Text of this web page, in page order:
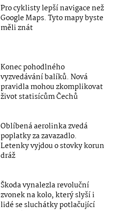
Pro cyklisty lepší navigace než
Google Maps. Tyto mapy byste
měli znát
Konec pohodlného
vyzvedávání balíků. Nová
pravidla mohou zkomplikovat
život statisícům Čechů
Oblíbená aerolinka zvedá
poplatky za zavazadlo.
Letenky vyjdou o stovky korun
dráž
Škoda vynalezla revoluční
zvonek na kolo, který slyší i
lidé se sluchátky potlačující